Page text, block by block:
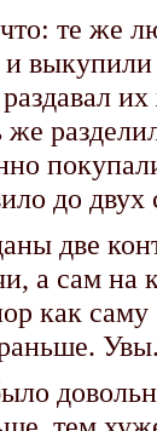
те же
же
до двух
две
а сам
как